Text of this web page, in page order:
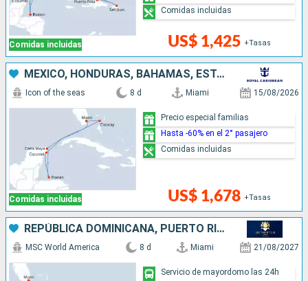
Comidas incluidas US$ 1,425 +Tasas
Comidas incluidas
MÉXICO, HONDURAS, BAHAMAS, ESTADOS UNIDOS
Comidas incluidas
Icon of the seas 8 d Miami 15/08/2026
US$ 1,678 +Tasas
Precio especial familias
Hasta -60% en el 2° pasajero
Comidas incluidas
REPÚBLICA DOMINICANA, PUERTO RICO, BAHAMAS, ESTADOS UNIDOS
MSC World America 8 d Miami 21/08/2027
Servicio de mayordomo las 24h